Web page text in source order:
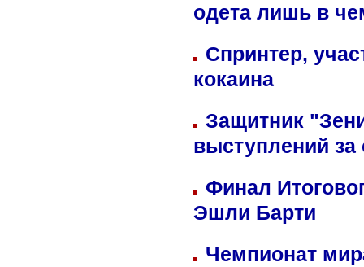
одета лишь в
Спринтер,
кокаина
Защитник
выступлений
Финал
Эшли Барти
Чемпионат